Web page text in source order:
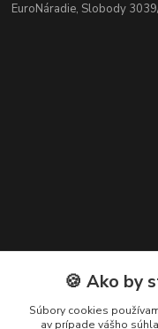
EuroNáradie, Slobody
Kontakty
Zákaznícka podpora
+421 911 629 846
🍪 Ako by
Súbory cookies
av prípade vášho